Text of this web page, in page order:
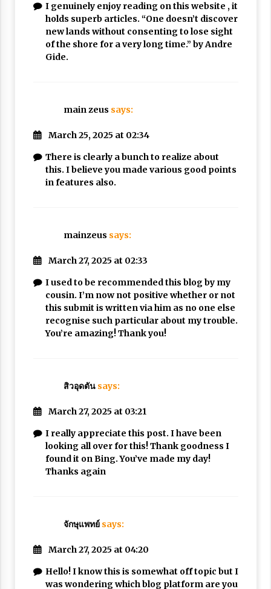
I genuinely enjoy reading on this website , it
holds superb articles. “One doesn’t discover
new lands without consenting to lose sight
of the shore for a very long time.” by Andre
Gide.
main zeus says:
March 25, 2025 at 02:34
There is clearly a bunch to realize about
this. I believe you made various good points
in features also.
mainzeus says:
March 27, 2025 at 02:33
I used to be recommended this blog by my
cousin. I’m now not positive whether or not
this submit is written via him as no one else
recognise such particular about my trouble.
You’re amazing! Thank you!
สิวอุดตัน says:
March 27, 2025 at 03:21
I really appreciate this post. I have been
looking all over for this! Thank goodness I
found it on Bing. You’ve made my day!
Thanks again
จักษุแพทย์ says:
March 27, 2025 at 04:20
Hello! I know this is somewhat off topic but I
was wondering which blog platform are you